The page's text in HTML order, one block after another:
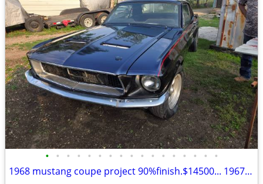
• • • • • • • • • • • • • • • • •
1968 mustang coupe project 90%finish.$14500... 1967 camaro project.